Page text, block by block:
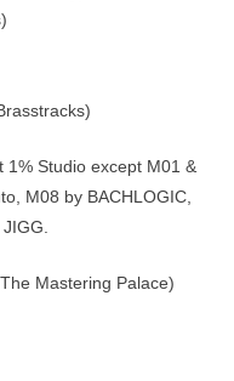
1% Studio except M01 &
M08 by BACHLOGIC,
Mastering Palace)